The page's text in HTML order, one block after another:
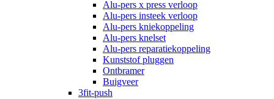
Alu-pers x press verloop
Alu-pers insteek verloop
Alu-pers kniekoppeling
Alu-pers knelset
Alu-pers reparatiekoppeling
Kunststof pluggen
Ontbramer
Buigveer
3fit-push